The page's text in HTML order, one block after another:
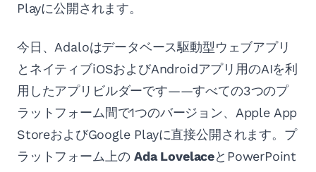
Playに公開されます。
今日、Adaloはデータベース駆動型ウェブアプリ
とネイティブiOSおよびAndroidアプリ用のAIを利
用したアプリビルダーです——すべての3つのプ
ラットフォーム間で1つのバージョン、Apple App
StoreおよびGoogle Playに直接公開されます。プ
ラットフォーム上のAda LovelaceとPowerPoint